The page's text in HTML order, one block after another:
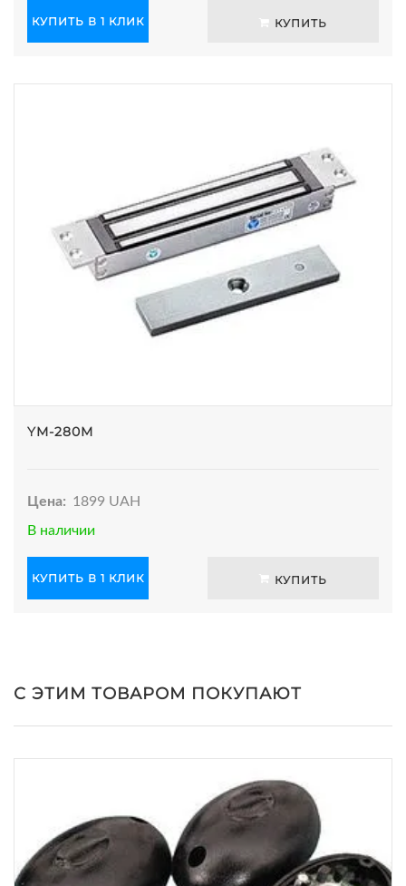
КУПИТЬ В 1 КЛИК КУПИТЬ
YM-280M
Цена: 1899 UAH
В наличии
КУПИТЬ В 1 КЛИК КУПИТЬ
С ЭТИМ ТОВАРОМ ПОКУПАЮТ